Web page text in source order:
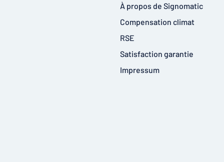
À propos de Signomatic
Compensation climat
RSE
Satisfaction garantie
Impressum